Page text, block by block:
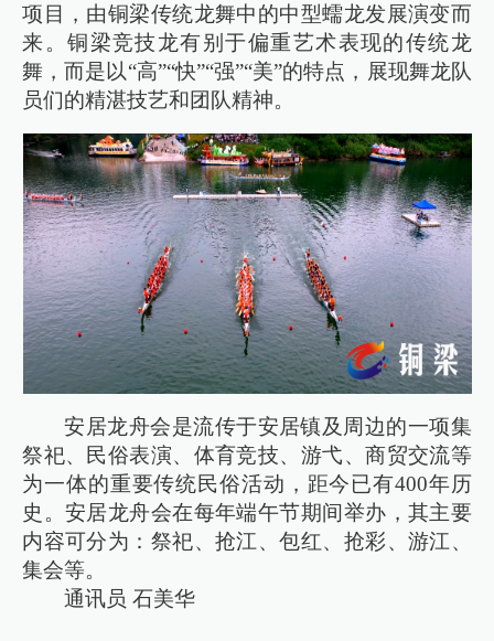
项目，由铜梁传统龙舞中的中型蠕龙发展演变而
来。铜梁竞技龙有别于偏重艺术表现的传统龙
舞，而是以“高”“快”“强”“美”的特点，展现舞龙队
员们的精湛技艺和团队精神。
安居龙舟会是流传于安居镇及周边的一项集
祭祀、民俗表演、体育竞技、游弋、商贸交流等
为一体的重要传统民俗活动，距今已有400年历
史。安居龙舟会在每年端午节期间举办，其主要
内容可分为：祭祀、抢江、包红、抢彩、游江、
集会等。
通讯员 石美华